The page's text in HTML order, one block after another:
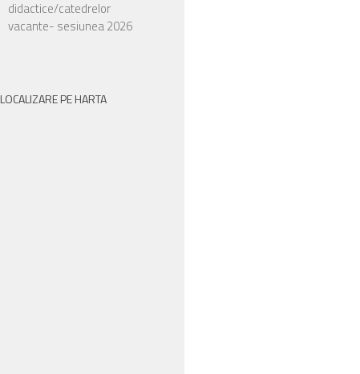
didactice/catedrelor
vacante- sesiunea 2026
LOCALIZARE PE HARTA